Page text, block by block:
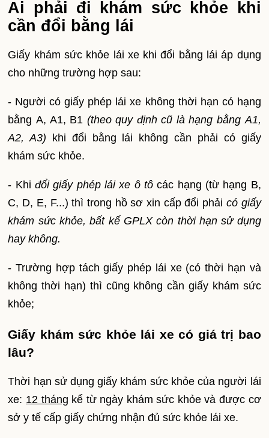
Ai phải đi khám sức khỏe khi
cần đổi bằng lái
Giấy khám sức khỏe lái xe khi đổi bằng lái áp dụng
cho những trường hợp sau:
- Người có giấy phép lái xe không thời hạn có hạng
bằng A, A1, B1 (theo quy định cũ là hạng bằngA1,
A2, A3)
khi đổi bằng lái không cần phải có giấy
khám sức khỏe.
- Khiđổi giấy phép lái xe ô tôcác hạng (từ hạng B,
C, D, E, F...) thì trong hồ sơ xin cấp đổi phải có giấy
khám sức khỏe, bất kể GPLX còn thời hạn sử dụng
hay không.
- Trường hợp tách giấy phép lái xe (có thời hạn và
không thời hạn) thì cũng không cần giấy khám sức
khỏe;
Giấy khám sức khỏe lái xe có giá trị bao
lâu?
Thời hạn sử dụng giấy khám sức khỏe của người lái
xe: 12 tháng kể từ ngày khám sức khỏe và được cơ
sở y tế cấp giấy chứng nhận đủ sức khỏe lái xe.